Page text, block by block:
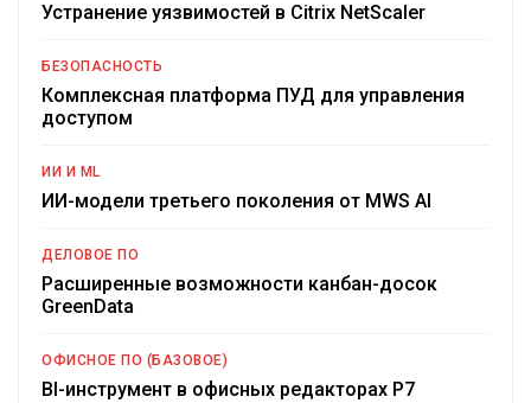
Устранение уязвимостей в Citrix NetScaler
БЕЗОПАСНОСТЬ
Комплексная платформа ПУД для управления
доступом
ИИ И ML
ИИ-модели третьего поколения от MWS AI
ДЕЛОВОЕ ПО
Расширенные возможности канбан-досок
GreenData
ОФИСНОЕ ПО (БАЗОВОЕ)
BI-инструмент в офисных редакторах Р7